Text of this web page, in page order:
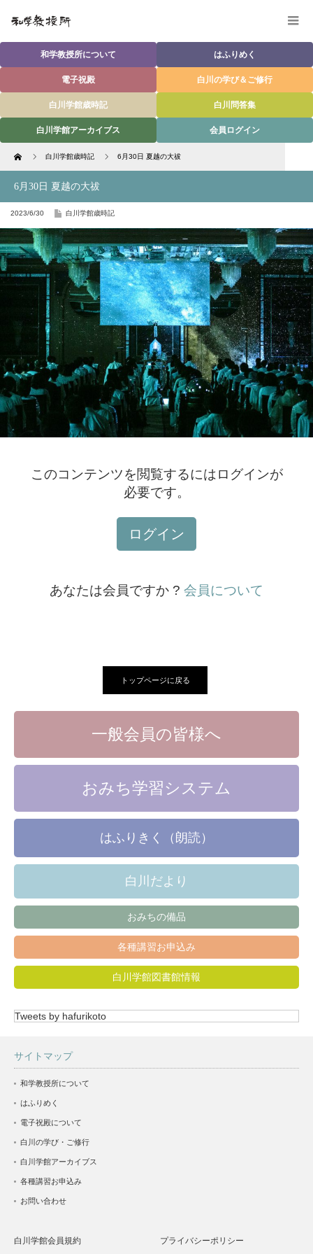
和学教授所について はふりめく
電子祝殿 白川の学び＆ご修行
白川学館歳時記 白川問答集
白川学館アーカイブス 会員ログイン
Home 白川学館歳時記 6月30日 夏越の大祓
6月30日 夏越の大祓
2023/6/30 白川学館歳時記
このコンテンツを閲覧するにはログインが
必要です。
ログイン
あなたは会員ですか ? 会員について
トップページに戻る
一般会員の皆様へ
おみち学習システム
はふりきく（朗読）
白川だより
おみちの備品
各種講習お申込み
白川学館図書館情報
Tweets by hafurikoto
サイトマップ
和学教授所について
はふりめく
電子祝殿について
白川の学び・ご修行
白川学館アーカイブス
各種講習お申込み
お問い合わせ
白川学館会員規約 プライバシーポリシー